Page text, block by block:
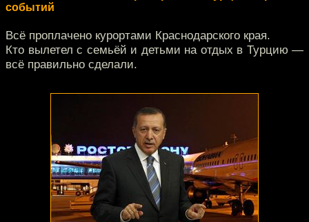
событий
Всё проплачено курортами Краснодарского края.
Кто вылетел с семьёй и детьми на отдых в Турцию —
всё правильно сделали.